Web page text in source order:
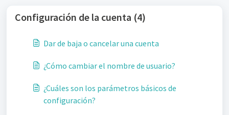
Configuración de la cuenta (4)
Dar de baja o cancelar una cuenta
¿Cómo cambiar el nombre de usuario?
¿Cuáles son los parámetros básicos de
configuración?